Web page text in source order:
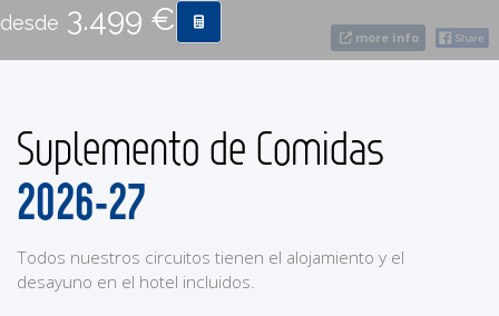
more info
desde 3.499 €
Suplemento de Comidas
2026-27
Todos nuestros circuitos tienen el alojamiento y el
desayuno en el hotel incluidos.